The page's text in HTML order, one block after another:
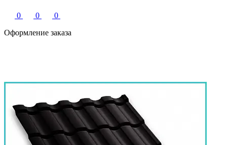
0 0
0
Оформление заказа